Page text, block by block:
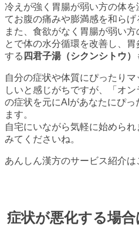
冷えが強く胃腸が弱い方の体
てお腹の痛みや膨満感を和らげ
また、食欲がなく胃腸が弱い
とで体の水分循環を改善し、
する 四君子湯（シクンシトウ）
自分の症状や体質にぴったり
しいと感じがちですが、「オ
の症状を元にAIがあなたにぴ
ます。
自宅にいながら気軽に始めら
みてくださいね。
あんしん漢方のサービス紹介は
症状が悪化する場